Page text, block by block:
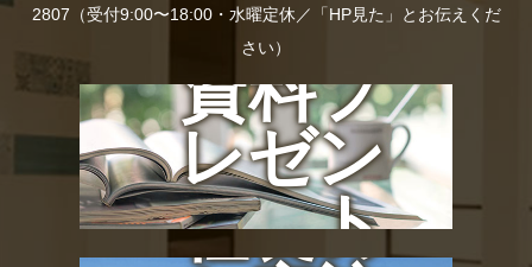
2807（受付9:00〜18:00・水曜定休／「HP見た」とお伝えくだ
さい）
資料プ
レゼン
ト
社長の